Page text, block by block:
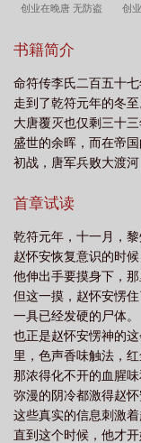
创业在晚唐 无防盗 创
错 创业在晚唐libahao
唐txt 创业在晚唐言情
晚唐无删减无防盗 创业
版免费 创业在晚唐TXT
业在晚唐篱笆好文学网
书籍简介
命符传李氏二百五十
走到了乾符元年的冬
大唐覆灭也仅剩三十
盛世的余晖，而在帝
初战，唐军兵败大渡
了身上的尸体，满目
场南诏战争开始。
首章试读
乾符元年，十一月，
赵怀安恢复意识的时候
他伸出手要摸身下，
但这一摸，赵怀安愣
一具已经发硬的尸体。
也正是赵怀安愣神的
里，色声香味触法，
那浓得化不开的血腥
弥漫的阴冷都激得赵怀
这些真实的信息刺激
直到这个时候，他才开